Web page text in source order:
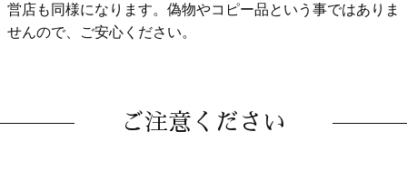
営店も同様になります。偽物やコピー品という事ではありま
せんので、ご安心ください。
ご注意ください